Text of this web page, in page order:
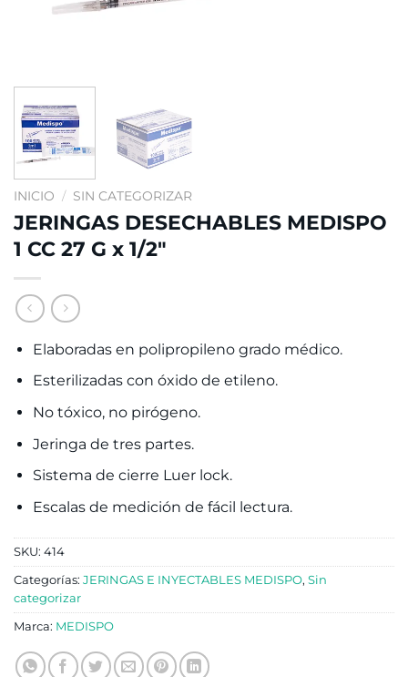
INICIO / SIN CATEGORIZAR
JERINGAS DESECHABLES MEDISPO
1 CC 27 G x 1/2″
Elaboradas en polipropileno grado médico.
Esterilizadas con óxido de etileno.
No tóxico, no pirógeno.
Jeringa de tres partes.
Sistema de cierre Luer lock.
Escalas de medición de fácil lectura.
SKU: 414
Categorías: JERINGAS E INYECTABLES MEDISPO, Sin
categorizar
Marca: MEDISPO